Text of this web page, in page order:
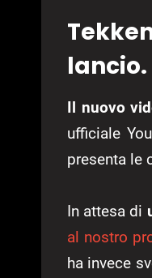
lancio.
Il nuovo
ufficiale
presenta le
In attesa di
al nostro
ha invece